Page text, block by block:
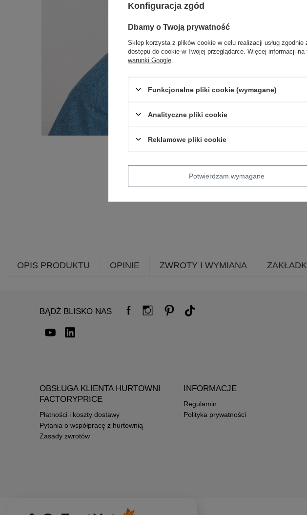
OPIS PRODUKTU OPINIE ZWROTY I WYMIANA
BĄDŹ BLISKO NAS
OBSŁUGA KLIENTA HURTOWNI
FACTORYPRICE
Płatności i koszty dostawy
Pytania o współpracę z hurtownią
Zasady zwrotów
INFORMACJE
Regulamin
Polityka prywatności
Konfiguracja zgód
Dbamy o Twoją prywatność
Sklep korzysta z plików cookie w celu realizacji usług zgodnie
dostępu do cookie w Twojej przeglądarce. Więcej informacji
warunki Google
Funkcjonalne pliki cookie (wymagane)
Analityczne pliki cookie
Reklamowe pliki cookie
Potwierdzam wymagane